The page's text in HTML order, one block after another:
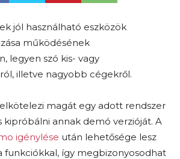
jól használható eszközök
működésének
legyen szó kis- vagy
illetve nagyobb cégekről.
magát egy adott rendszer
annak demó verzióját. A
igénylése után lehetősége lesz
funkciókkal, így megbizonyosodhat